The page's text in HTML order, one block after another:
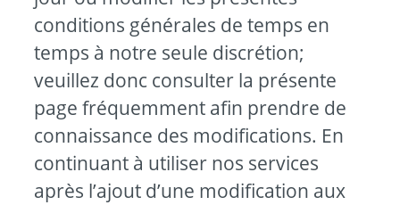
conditions générales de temps en
temps à notre seule discrétion;
veuillez donc consulter la présente
page fréquemment afin prendre de
connaissance des modifications. En
continuant à utiliser nos services
après l’ajout d’une modification aux